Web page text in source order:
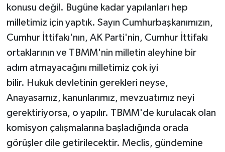
konusu değil. Bugüne kadar yapılanları hep
milletimiz için yaptık. Sayın Cumhurbaşkanımızın,
Cumhur İttifakı'nın, AK Parti'nin, Cumhur İttifakı
ortaklarının ve TBMM'nin milletin aleyhine bir
adım atmayacağını milletimiz çok iyi
bilir. Hukuk devletinin gerekleri neyse,
Anayasamız, kanunlarımız, mevzuatımız neyi
gerektiriyorsa, o yapılır. TBMM'de kurulacak olan
komisyon çalışmalarına başladığında orada
görüşler dile getirilecektir. Meclis, gündemine